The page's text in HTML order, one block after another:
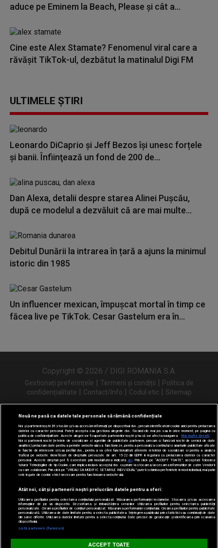
Digi FM
aduce pe Eminem la Beach, Please și cât a...
Cine este Alex Stamate? Fenomenul viral care a
răvășit TikTok-ul, dezbătut la matinalul Digi FM
ULTIMELE ȘTIRI
Leonardo DiCaprio şi Jeff Bezos își unesc forțele
și banii. Înfiinţează un fond de 200 de...
Dan Alexa, detalii despre starea Alinei Pușcău,
după ce modelul a dezvăluit că are mai multe...
Debitul Dunării la intrarea în țară a ajuns la minimul
istoric din 1985
Un influencer mexican, împușcat mortal în timp ce
făcea live pe TikTok. Cesar Gastelum era în...
Copyright © 2026 / DIGI ROMANIA S.A.
Gestionați preferințele | Termeni și condiții | Politica de
confidențialitate | Contact/Info | Codul etic | Sitemap
Urmărește-ne și pe
Nouă ne pasă ca datele tale personale să rămână confidențiale
Noi și partenerii noștri31 stocăm și/sau accesăm informații pe dispozitivul dvs., precum identificatorii cookie unici pentru prelucrarea
datelor cu caracter personal. Puteți accepta sau gestiona alegerile dvs. făcând clic mai jos sau în orice moment, pe pagina cu
politica de confidențialitate. Aceste alegeri vor fi raportate partenerilor noștri și nu vă vor afecta navigarea.
Mai multe detalii
Noi si partenerii nostri (retelele de socializare si agentiile de publicitate partenere, precum si furnizorii nostri de servicii de date
analitice) prelucram date pentru a permite website-ului sa functioneze, pentru a personaliza continutul si anunturile publicitare afisate
in functie de interesele si/sau profilul dvs., pentru a va oferi functionalitati aferente retelelor de socializare si pentru a analiza
traficul pe website. Beneficiati de drepturile prevazute de art. 15-22 din GDPR in legatura cu prelucrarea datelor cu caracter
personal. Aceste drepturi pot fi exercitate prin modalitatea indicata aici. Prin click pe “ACCEPT TOATE”, acceptati folosirea
tuturor Tehnologiilor de tip Cookie, care implica inclusiv acceptul dvs. cu privire la stocarea/accesarea informatiilor de catre Vendor-ii
cu care colaboram. Prin click pe “VREAU SA MODIFIC SETARILE INDIVIDUAL” puteti schimba preferintele in mod individual, mai putin
cele legate de cookie strict necesare pentru functionarea website-ului.
Atât noi, cât și partenerii noștri prelucrăm datele pentru a oferi:
Utilizarea profilurilor pentru selectarea conținutului personalizat. Măsurarea performanței reclamelor. Stocarea și/sau accesarea
informațiilor de pe un dispozitiv. Dezvoltarea și îmbunătățirea serviciilor. Utilizarea profilurilor pentru selectarea publicității
personalizate. Crearea profilurilor de conținut personalizat. Măsurarea performanței conținutului. Crearea profilurilor pentru publicitate
personalizată. Utilizarea de date limitate pentru a selecta publicitatea. Înțelegerea publicului prin statistici sau combinații de date
din surse diferite. Utilizarea datelor limitate pentru a selecta conținutul. Date precise de geolocație și identificarea prin scanarea
dispozitivului.
Listă parteneri (furnizori)
ACCEPT TOATE